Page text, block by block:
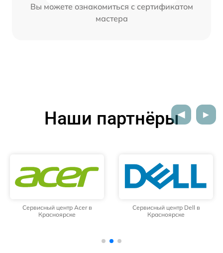
Вы можете ознакомиться с сертификатом
мастера
Наши партнёры
Сервисный центр Acer в
Красноярске
Сервисный центр Dell в
Красноярске